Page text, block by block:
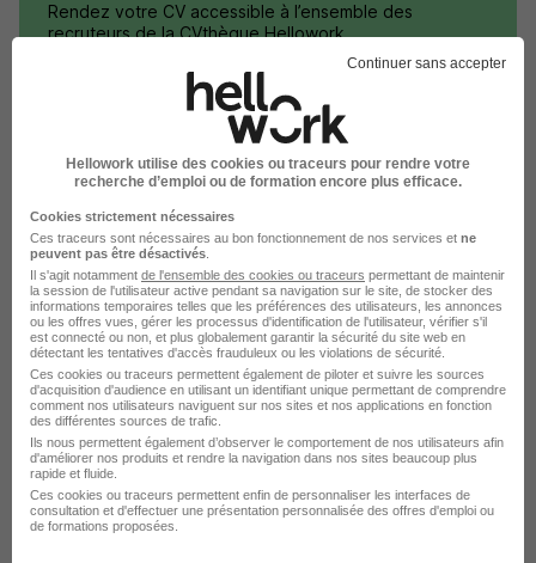
Rendez votre CV accessible à l’ensemble des
recruteurs de la CVthèque Hellowork.
Rendre mon CV visible
L'emploi chez Euromaster par Ville
Euromaster Dijon
Euromaster Illzach
Euromaster Lesquin
Euromaster Mayenne
Euromaster Montpellier
Euromaster Rennes
Continuer sans accepter
Hellowork utilise des cookies ou traceurs pour rendre votre
recherche d’emploi ou de formation encore plus efficace.
Cookies strictement nécessaires
Ces traceurs sont nécessaires au bon fonctionnement de nos services et ne
peuvent pas être désactivés
Il s'agit notamment de l'ensemble des cookies ou traceurs permettant de maintenir
la session de l'utilisateur active pendant sa navigation sur le site, de stocker des
informations temporaires telles que les préférences des utilisateurs, les annonces
ou les offres vues, gérer les processus d'identification de l'utilisateur, vérifier s'il
est connecté ou non, et plus globalement garantir la sécurité du site web en
détectant les tentatives d'accès frauduleux ou les violations de sécurité.
Ces cookies ou traceurs permettent également de piloter et suivre les sources
d'acquisition d'audience en utilisant un identifiant unique permettant de comprendre
comment nos utilisateurs naviguent sur nos sites et nos applications en fonction
des différentes sources de trafic.
Ils nous permettent également d’observer le comportement de nos utilisateurs afin
d'améliorer nos produits et rendre la navigation dans nos sites beaucoup plus
rapide et fluide.
Ces cookies ou traceurs permettent enfin de personnaliser les interfaces de
consultation et d'effectuer une présentation personnalisée des offres d'emploi ou
de formations proposées.